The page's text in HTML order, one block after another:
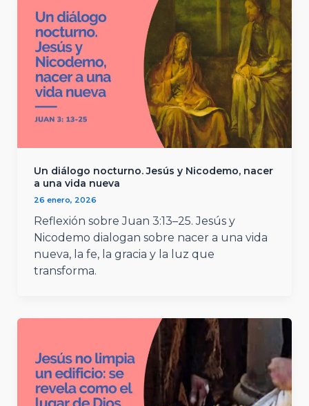
Un diálogo nocturno. Jesús y Nicodemo, nacer
a una vida nueva
26 enero, 2026
Reflexión sobre Juan 3:13–25. Jesús y
Nicodemo dialogan sobre nacer a una vida
nueva, la fe, la gracia y la luz que
transforma.